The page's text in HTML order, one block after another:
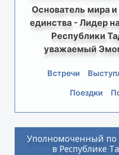
Основатель мира
единства - Лидер
Республики
уважаемый
Встречи
Поездки
Уполномоченный по
в Республике